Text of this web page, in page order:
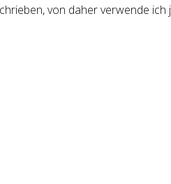
von daher verwende ich